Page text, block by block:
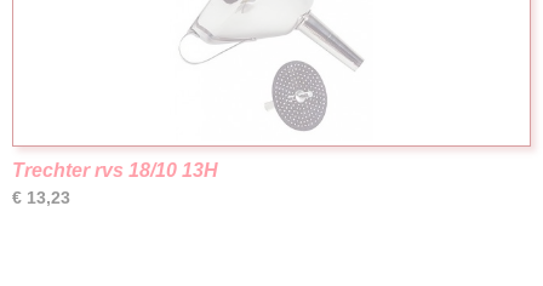
Trechter rvs 18/10 13H
€ 13,23